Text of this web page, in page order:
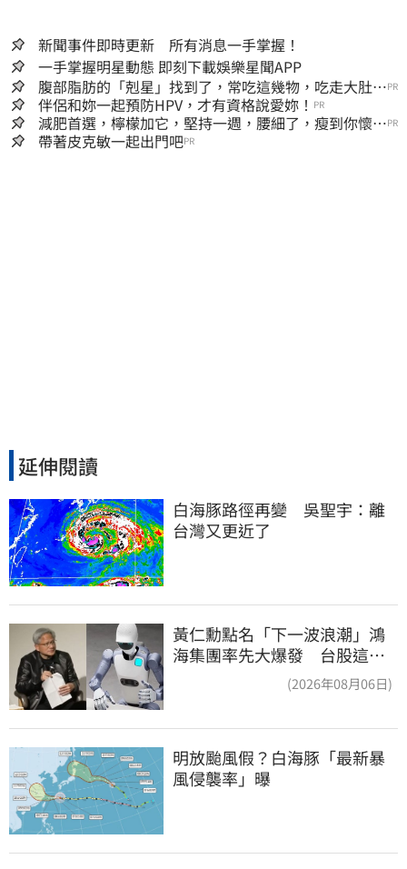
新聞事件即時更新 所有消息一手掌握！
一手掌握明星動態 即刻下載娛樂星聞APP
腹部脂肪的「剋星」找到了，常吃這幾物，吃走大肚
囊，瘦出小蠻腰
PR
伴侶和妳一起預防HPV，才有資格說愛妳！ PR
減肥首選，檸檬加它，堅持一週，腰細了，瘦到你懷疑
人生
PR
帶著皮克敏一起出門吧PR
延伸閱讀
白海豚路徑再變　吳聖宇：離
台灣又更近了
黃仁勳點名「下一波浪潮」鴻
海集團率先大爆發 台股這族
(2026年08月06日)
明放颱風假？白海豚「最新暴
風侵襲率」曝